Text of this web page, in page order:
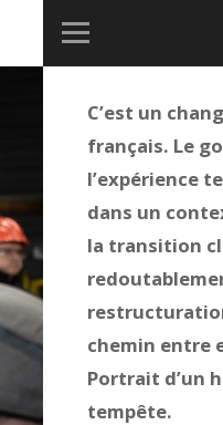
C’est un
français. Le
l’expérience
dans un
la transition
chemin entre
Portrait d’un
tempête.